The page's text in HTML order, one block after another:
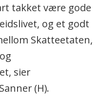
takket være gode
og et godt
Skatteetaten,
sier
(H).